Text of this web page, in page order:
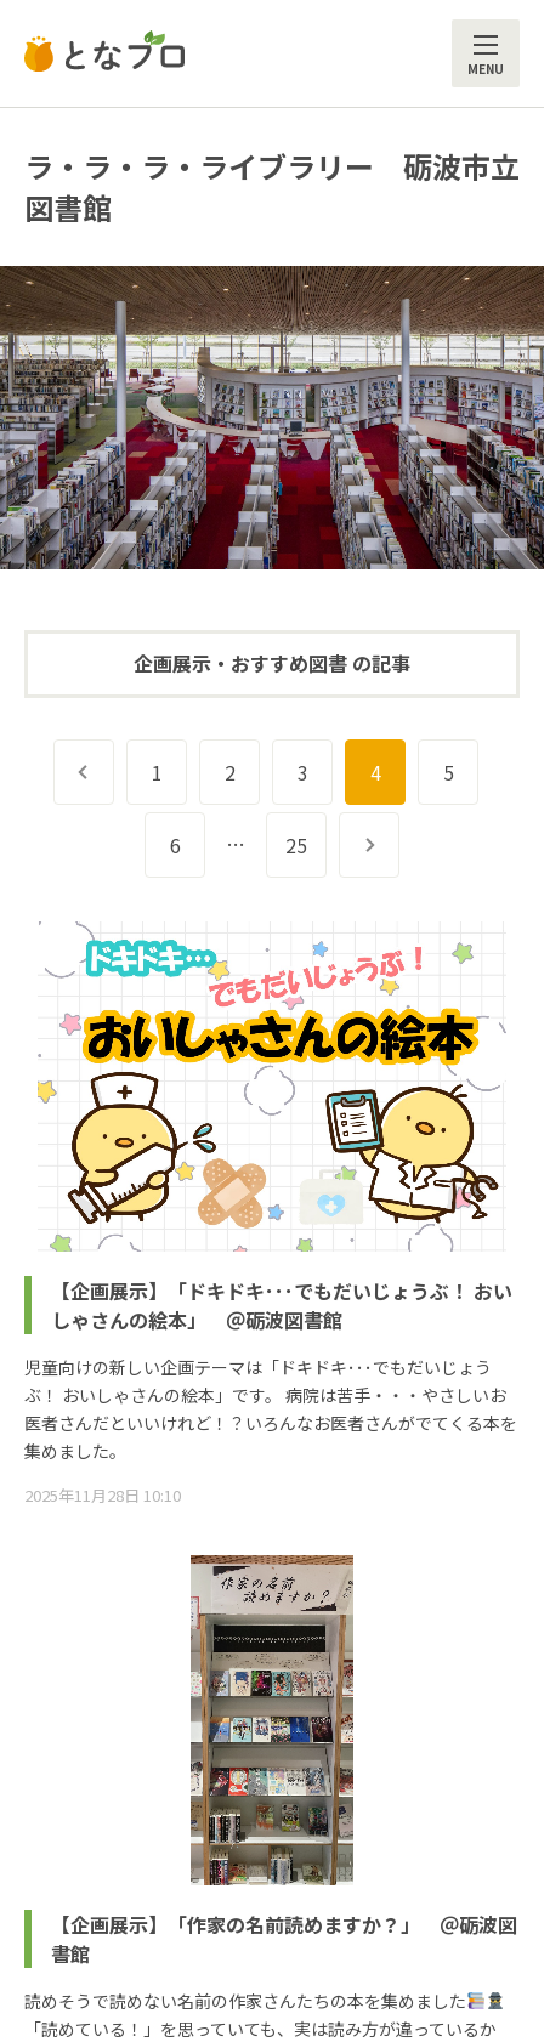
ラ・ラ・ラ・ライブラリー 砺波市立
図書館
企画展示・おすすめ図書 の記事
1 2 3 4 5
6 … 25
【企画展示】「ドキドキ･･･でもだいじょうぶ！ おい
しゃさんの絵本」 ＠砺波図書館
児童向けの新しい企画テーマは「ドキドキ･･･でもだいじょう
ぶ！ おいしゃさんの絵本」です。 病院は苦手・・・やさしいお
医者さんだといいけれど！？いろんなお医者さんがでてくる本を
集めました。
2025年11月28日 10:10
【企画展示】「作家の名前読めますか？」 ＠砺波図
書館
読めそうで読めない名前の作家さんたちの本を集めました
「読めている！」を思っていても、実は読み方が違っているか